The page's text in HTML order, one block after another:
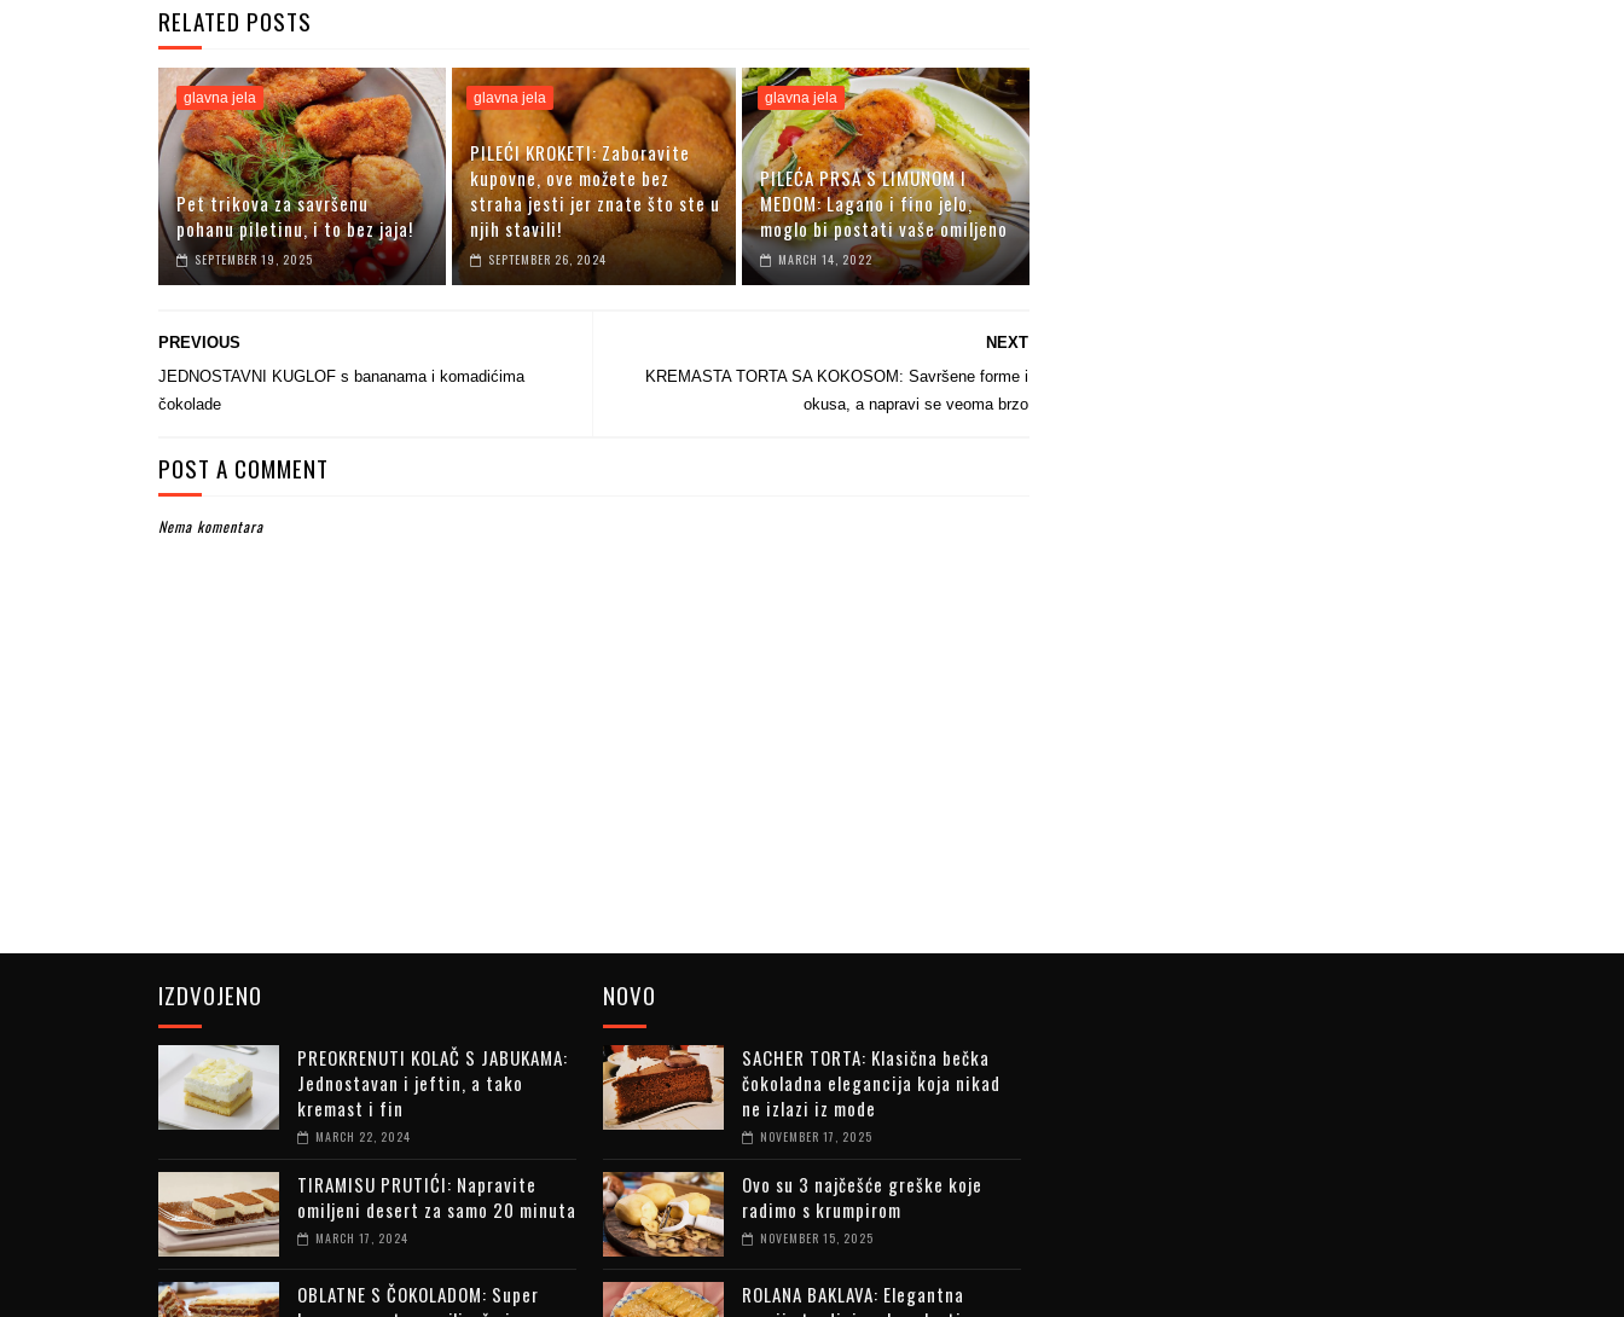
RELATED POSTS
glavna jela
Pet trikova za savršenu
pohanu piletinu, i to bez jaja!
SEPTEMBER 19, 2025
glavna jela
PILEĆI KROKETI: Zaboravite
kupovne, ove možete bez
straha jesti jer znate što ste u
njih stavili!
SEPTEMBER 26, 2024
glavna jela
PILEĆA PRSA S LIMUNOM I
MEDOM: Lagano i fino jelo,
moglo bi postati vaše omiljeno
MARCH 14, 2022
NEXT
KREMASTA TORTA SA KOKOSOM: Savršene forme i
okusa, a napravi se veoma brzo
PREVIOUS
JEDNOSTAVNI KUGLOF s bananama i komadićima
čokolade
POST A COMMENT
Nema komentara
IZDVOJENO
PREOKRENUTI KOLAČ S JABUKAMA:
Jednostavan i jeftin, a tako
kremast i fin
MARCH 22, 2024
TIRAMISU PRUTIĆI: Napravite
omiljeni desert za samo 20 minuta
MARCH 17, 2024
OBLATNE S ČOKOLADOM: Super
NOVO
SACHER TORTA: Klasična bečka
čokoladna elegancija koja nikad
ne izlazi iz mode
NOVEMBER 17, 2025
Ovo su 3 najčešće greške koje
radimo s krumpirom
NOVEMBER 15, 2025
ROLANA BAKLAVA: Elegantna